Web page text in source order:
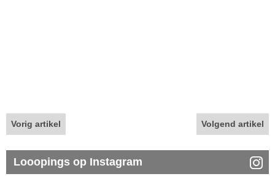
Vorig artikel Volgend artikel
Looopings op Instagram